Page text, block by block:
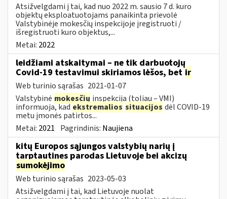
Atsižvelgdami į tai, kad nuo 2022 m. sausio 7 d. kuro
objektų eksploatuotojams panaikinta prievolė
Valstybinėje mokesčių inspekcijoje įregistruoti /
išregistruoti kuro objektus,...
Metai: 2022
leidžiami atskaitymai – ne tik darbuotojų
Covid-19 testavimui skiriamos lėšos, bet ir
Web turinio sąrašas 2021-01-07
Valstybinė mokesčių inspekcija (toliau – VMI)
informuoja, kadekstremalios situacijos dėl COVID-19
metu įmonės patirtos...
Metai: 2021 Pagrindinis: Naujiena
kitų Europos sąjungos valstybių narių į
tarptautines parodas Lietuvoje bei akcizų
sumokėjimo
Web turinio sąrašas 2023-05-03
Atsižvelgdami į tai, kad Lietuvoje nuolat